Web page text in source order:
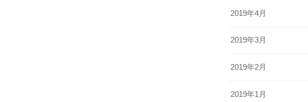
2019年4月
2019年3月
2019年2月
2019年1月